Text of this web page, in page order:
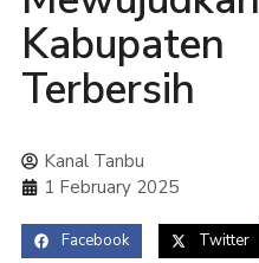
Kabupaten
Terbersih
Kanal Tanbu
1 February 2025
Facebook Twitter